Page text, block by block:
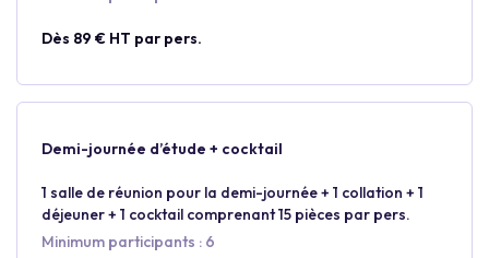
Dès 89 € HT par pers.
Demi-journée d’étude + cocktail
1 salle de réunion pour la demi-journée + 1 collation + 1
déjeuner + 1 cocktail comprenant 15 pièces par pers.
Minimum participants : 6